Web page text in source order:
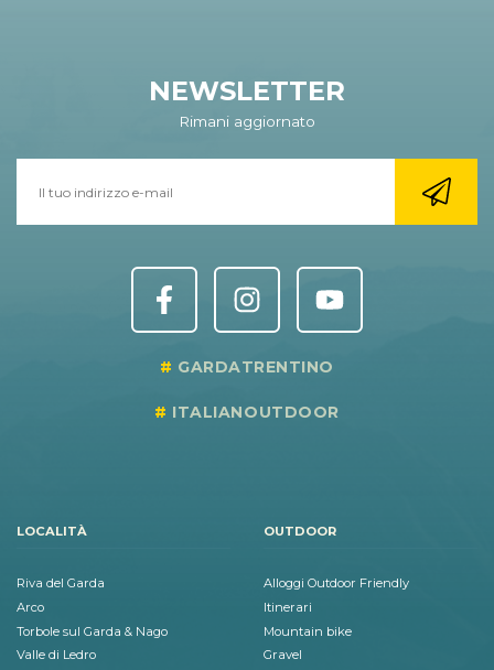
NEWSLETTER
Rimani aggiornato
GARDATRENTINO
ITALIANOUTDOOR
LOCALITÀ
Riva del Garda
Arco
Torbole sul Garda & Nago
Valle di Ledro
OUTDOOR
Alloggi Outdoor Friendly
Itinerari
Mountain bike
Gravel